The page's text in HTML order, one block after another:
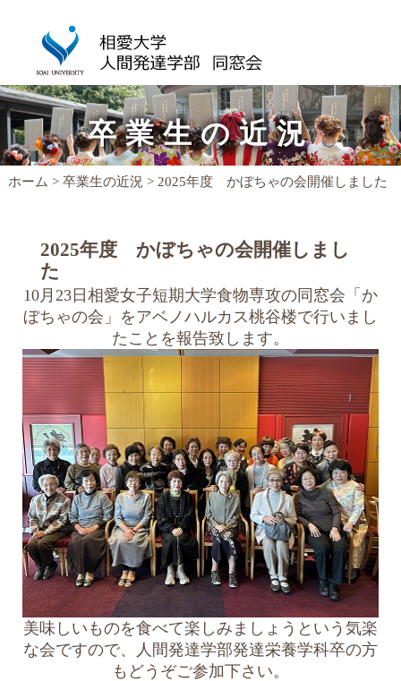
相愛大学人間発達学部同窓会
卒業生の近況
ホーム > 卒業生の近況 > 2025年度 かぼちゃの会開催しました
2025年度 かぼちゃの会開催しまし
た
10月23日相愛女子短期大学食物専攻の同窓会「か
ぼちゃの会」をアベノハルカス桃谷楼で行いまし
たことを報告致します。
美味しいものを食べて楽しみましょうという気楽
な会ですので、人間発達学部発達栄養学科卒の方
もどうぞご参加下さい。